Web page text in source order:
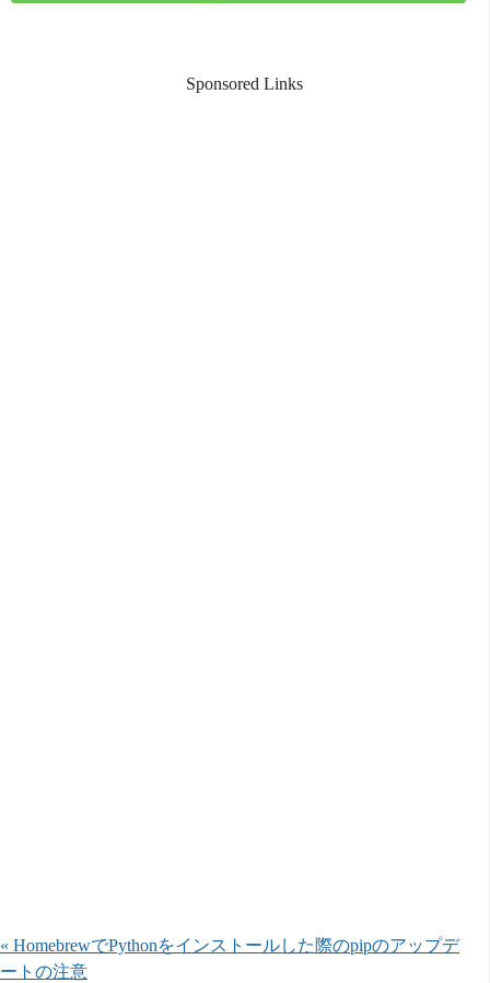
Sponsored Links
« HomebrewでPythonをインストールした際のpipのアップデ
ートの注意